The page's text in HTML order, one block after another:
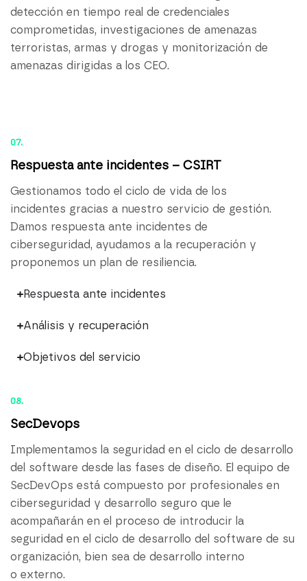
detección en tiempo real de credenciales
comprometidas, investigaciones de amenazas
terroristas, armas y drogas y monitorización de
amenazas dirigidas a los CEO.
07.
Respuesta ante incidentes – CSIRT
Gestionamos todo el ciclo de vida de los
incidentes gracias a nuestro servicio de gestión.
Damos respuesta ante incidentes de
ciberseguridad, ayudamos a la recuperación y
proponemos un plan de resiliencia.
Respuesta ante incidentes
Análisis y recuperación
Objetivos del servicio
08.
SecDevops
Implementamos la seguridad en el ciclo de desarrollo
del software desde las fases de diseño. El equipo de
SecDevOps está compuesto por profesionales en
ciberseguridad y desarrollo seguro que le
acompañarán en el proceso de introducir la
seguridad en el ciclo de desarrollo del software de su
organización, bien sea de desarrollo interno
o externo.